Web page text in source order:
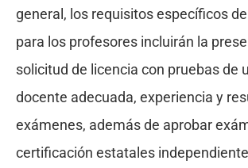
general, los requisitos específicos
para los profesores incluirán la
solicitud de licencia con pruebas de
docente adecuada, experiencia y
exámenes, además de aprobar
certificación estatales